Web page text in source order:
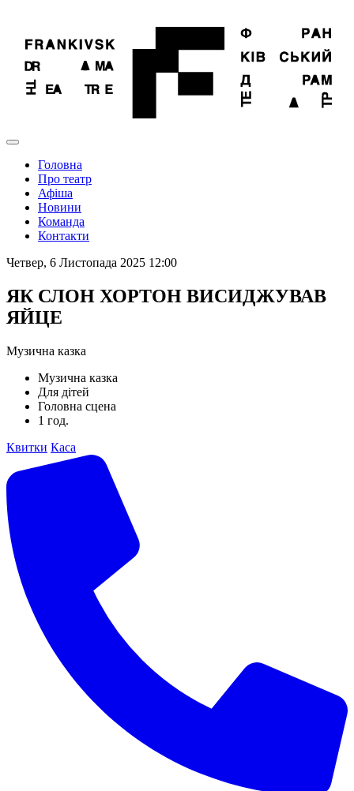
Головна
Про театр
Афіша
Новини
Команда
Контакти
Четвер, 6 Листопада 2025 12:00
ЯК СЛОН ХОРТОН ВИСИДЖУВАВ
ЯЙЦЕ
Музична казка
Музична казка
Для дітей
Головна сцена
1 год.
Квитки Каса